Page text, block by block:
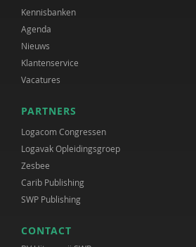
Kennisbanken
Agenda
Nieuws
Klantenservice
Vacatures
PARTNERS
Logacom Congressen
Logavak Opleidingsgroep
Zesbee
Carib Publishing
SWP Publishing
CONTACT